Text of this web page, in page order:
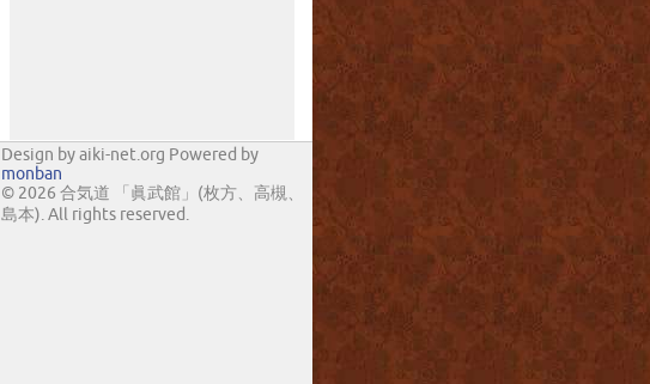
Design by aiki-net.org Powered by
monban
© 2026 合気道 「眞武館」(枚方、高槻、
島本). All rights reserved.